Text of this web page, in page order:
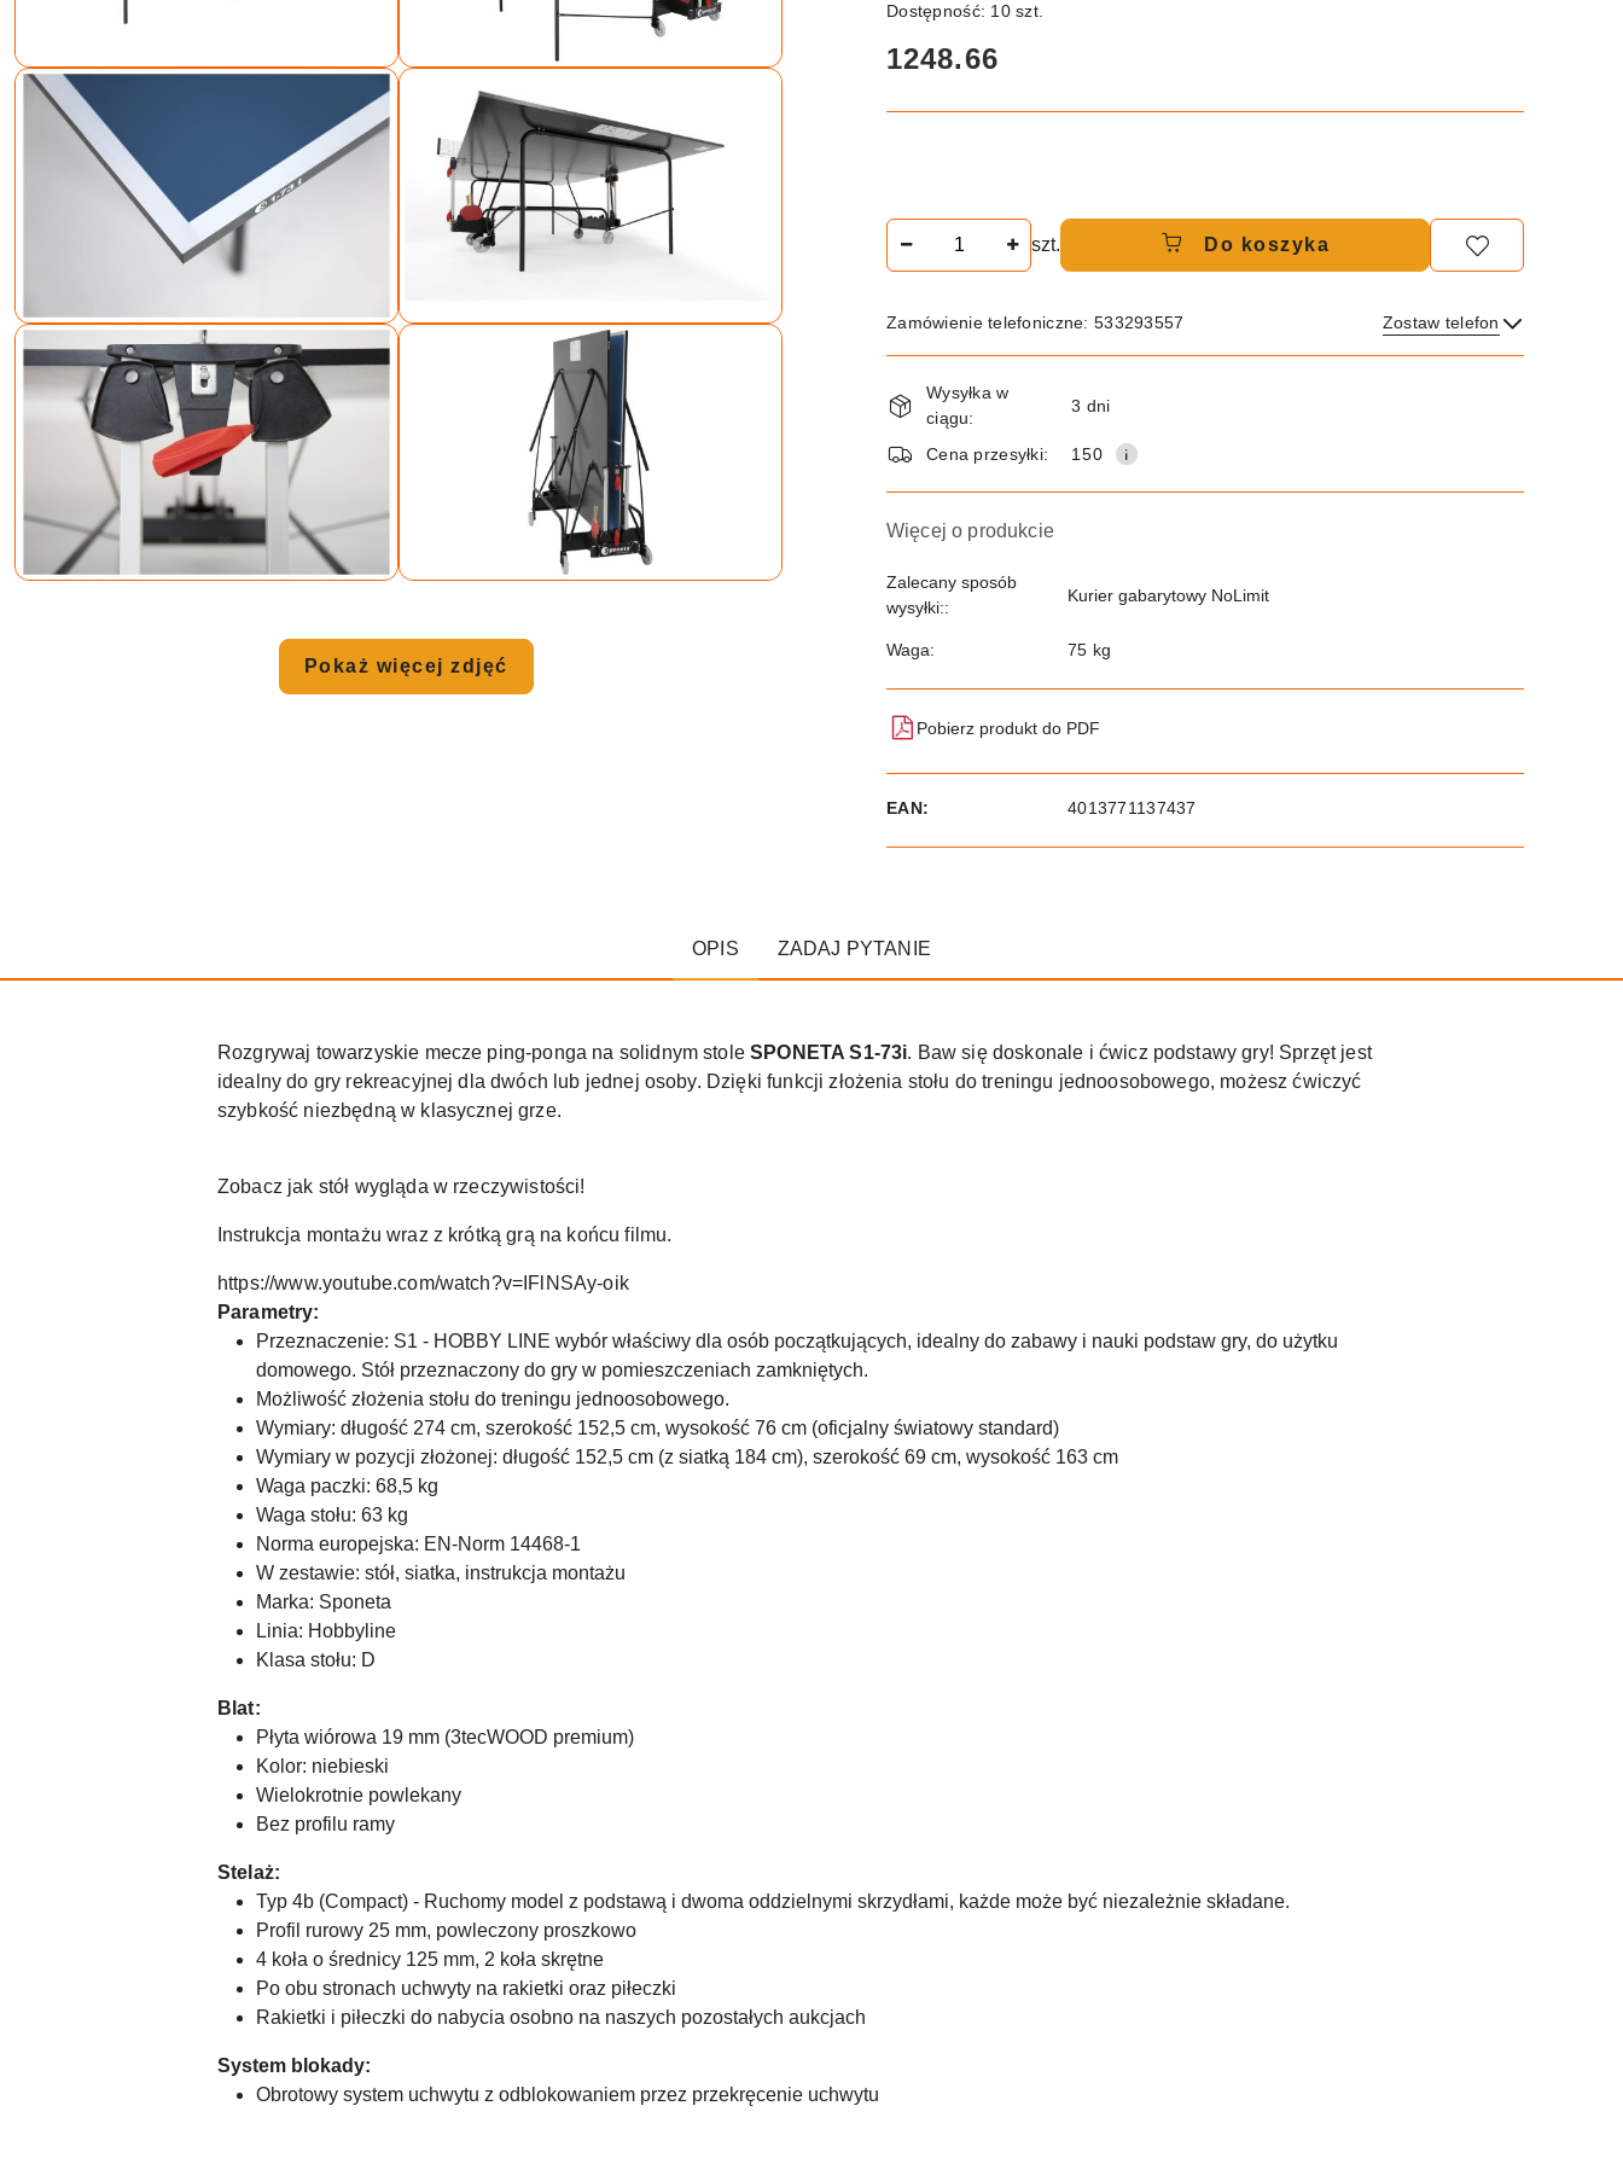
Pokaż więcej zdjęć
Dostępność: 10szt.
cena:
1248.66
szt. Do koszyka
Zamówienie telefoniczne: 533293557 Zostaw telefon
Wyślij
Dostępność
i
dostawa
Wysyłka w
ciągu:
3 dni
Cena przesyłki: 150
Więcej o produkcie
Zalecany sposób
wysyłki::
Kurier gabarytowy NoLimit
Waga: 75 kg
Pobierz produkt do PDF
EAN: 4013771137437
OPIS ZADAJ PYTANIE
Rozgrywaj towarzyskie mecze ping-ponga na solidnym stoleSPONETA S1-73i. Baw się doskonale i ćwicz podstawy gry! Sprzęt jest
idealny do gry rekreacyjnej dla dwóch lub jednej osoby. Dzięki funkcji złożenia stołu do treningu jednoosobowego, możesz ćwiczyć
szybkość niezbędną w klasycznej grze.
Zobacz jak stół wygląda w rzeczywistości!
Instrukcja montażu wraz z krótką grą na końcu filmu.
https://www.youtube.com/watch?v=IFlNSAy-oik
Parametry:
Przeznaczenie: S1 - HOBBY LINE wybór właściwy dla osób początkujących, idealny do zabawy i nauki podstaw gry, do użytku
domowego. Stół przeznaczony do gry w pomieszczeniach zamkniętych.
Możliwość złożenia stołu do treningu jednoosobowego.
Wymiary: długość 274 cm, szerokość 152,5 cm, wysokość 76 cm (oficjalny światowy standard)
Wymiary w pozycji złożonej: długość 152,5 cm (z siatką 184 cm), szerokość 69 cm, wysokość 163 cm
Waga paczki: 68,5 kg
Waga stołu: 63 kg
Norma europejska: EN-Norm 14468-1
W zestawie: stół, siatka, instrukcja montażu
Marka: Sponeta
Linia: Hobbyline
Klasa stołu: D
Blat:
Płyta wiórowa 19 mm (3tecWOOD premium)
Kolor: niebieski
Wielokrotnie powlekany
Bez profilu ramy
Stelaż:
Typ 4b (Compact) - Ruchomy model z podstawą i dwoma oddzielnymi skrzydłami, każde może być niezależnie składane.
Profil rurowy 25 mm, powleczony proszkowo
4 koła o średnicy 125 mm, 2 koła skrętne
Po obu stronach uchwyty na rakietki oraz piłeczki
Rakietki i piłeczki do nabycia osobno na naszych pozostałych aukcjach
System blokady:
Obrotowy system uchwytu z odblokowaniem przez przekręcenie uchwytu